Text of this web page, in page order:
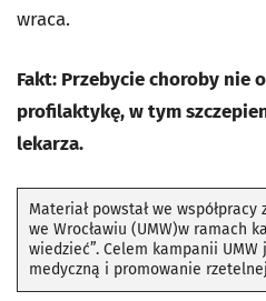
wraca.
Fakt: Przebycie choroby nie
profilaktykę, w tym
lekarza.
Materiał powstał we
we Wrocławiu (UMW)w ramach
wiedzieć”. Celem kampanii
medyczną i promowanie